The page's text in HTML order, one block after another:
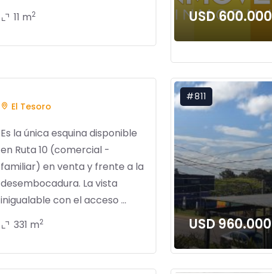
11 m2 USD 600.000
El Tesoro
Es la única esquina disponible
en Ruta 10 (comercial -
familiar) en venta y frente a la
desembocadura. La vista
inigualable con el acceso ...
331 m2
#811
USD 960.000